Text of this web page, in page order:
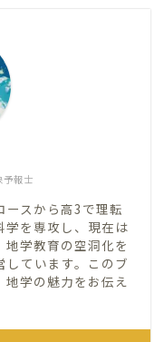
予報士
ースから高3で理転
学を専攻し、現在は
学教育の空洞化を
ています。このブ
地学の魅力をお伝え